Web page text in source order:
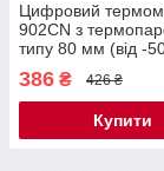
Цифровий
902CN з
типу 80 мм (від -
+1200 °C)
386 ₴ 426 ₴
Купити